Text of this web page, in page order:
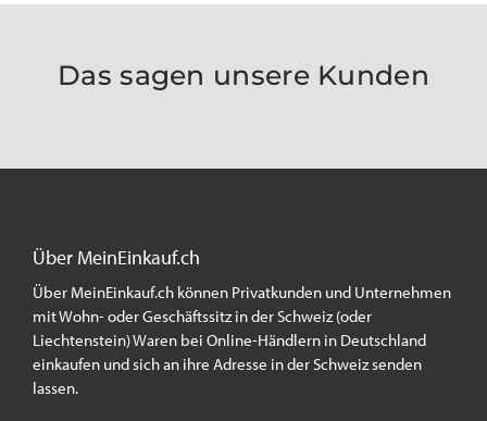
Das sagen unsere Kunden
Über MeinEinkauf.ch
Über MeinEinkauf.ch können Privatkunden und Unternehmen
mit Wohn- oder Geschäftssitz in der Schweiz (oder
Liechtenstein) Waren bei Online-Händlern in Deutschland
einkaufen und sich an ihre Adresse in der Schweiz senden
lassen.